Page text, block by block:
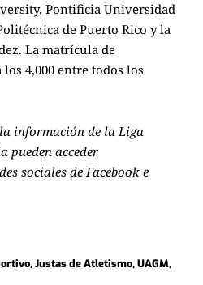
Pontificia Universidad
de Puerto Rico y la
La matrícula de
4,000 entre todos los
información de la Liga
acceder
sociales de Facebook e
,Justas de Atletismo,UAGM,